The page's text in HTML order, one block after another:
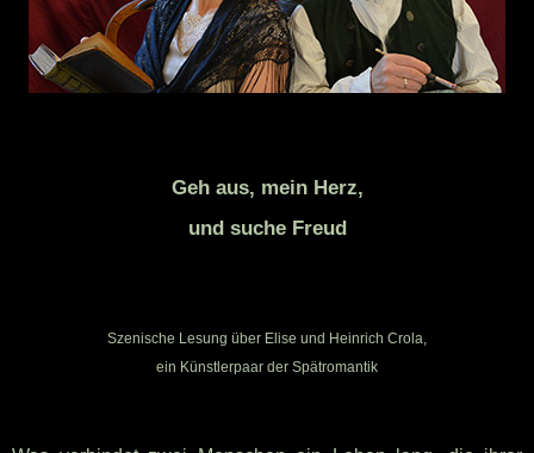
Geh aus, mein Herz,
und suche Freud
Szenische Lesung über Elise und Heinrich Crola,
ein Künstlerpaar der Spätromantik